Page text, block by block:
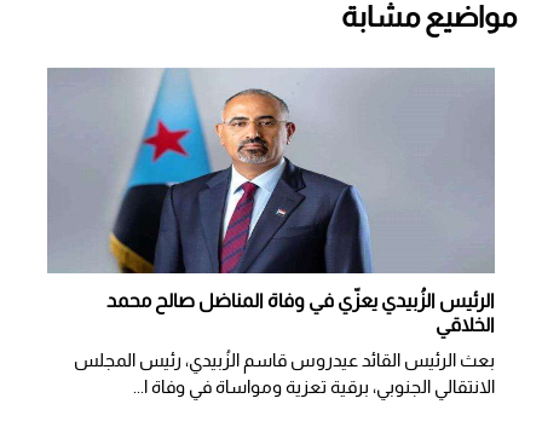
مواضيع مشابة
الرئيس الزُبيدي يعزّي في وفاة المناضل صالح محمد
الخلاقي
بعث الرئيس القائد عيدروس قاسم الزُبيدي، رئيس المجلس
الانتقالي الجنوبي، برقية تعزية ومواساة في وفاة ا...